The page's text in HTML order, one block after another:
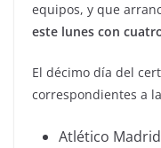
equipos, y que
este lunes con
El décimo día del
correspondientes a
Atlético